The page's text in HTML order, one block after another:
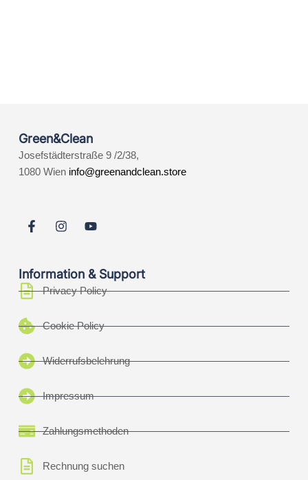
Green&Clean
Josefstädterstraße 9 /2/38,
1080 Wien info@greenandclean.store
Information & Support
Privacy Policy
Cookie Policy
Widerrufsbelehrung
Impressum
Zahlungsmethoden
Rechnung suchen